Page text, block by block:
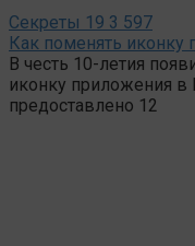
Секреты 19 3 597
Как поменять иконку
В честь 10-летия
иконку приложения
предоставлено 12